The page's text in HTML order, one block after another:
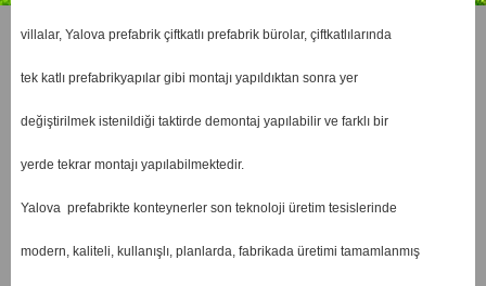
villalar, Yalova prefabrik çiftkatlı prefabrik bürolar, çiftkatlılarında
tek katlı prefabrikyapılar gibi montajı yapıldıktan sonra yer
değiştirilmek istenildiği taktirde demontaj yapılabilir ve farklı bir
yerde tekrar montajı yapılabilmektedir.
Yalova prefabrikte konteynerler son teknoloji üretim tesislerinde
modern, kaliteli, kullanışlı, planlarda, fabrikada üretimi tamamlanmış